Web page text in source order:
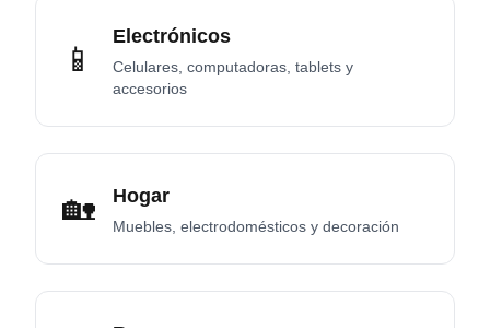
📱
Electrónicos
Celulares, computadoras, tablets y
accesorios
🏡 Hogar
Muebles, electrodomésticos y decoración